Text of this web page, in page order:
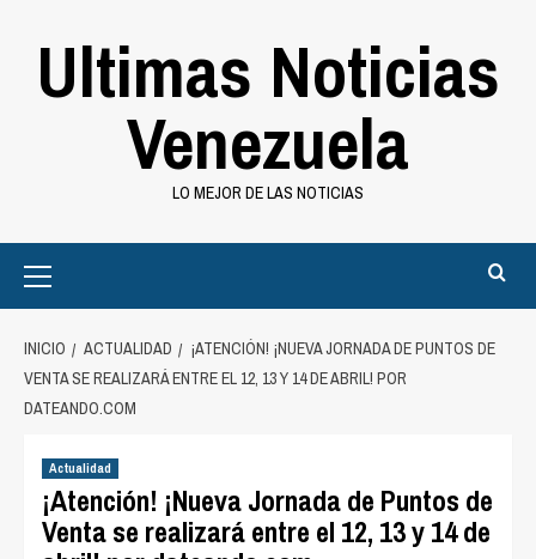
Ultimas Noticias
Venezuela
LO MEJOR DE LAS NOTICIAS
Menu
INICIO ACTUALIDAD
¡ATENCIÓN! ¡NUEVA JORNADA DE PUNTOS DE
VENTA SE REALIZARÁ ENTRE EL 12, 13 Y 14 DE ABRIL! POR
DATEANDO.COM
Actualidad
¡Atención! ¡Nueva Jornada de Puntos de
Venta se realizará entre el 12, 13 y 14 de